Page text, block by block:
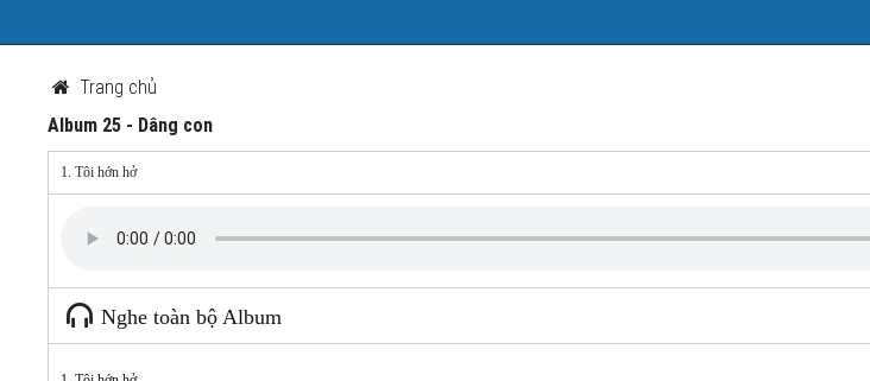
Trang chủ
Album 25 - Dâng con
1. Tôi hớn hở
Nghe toàn bộ Album